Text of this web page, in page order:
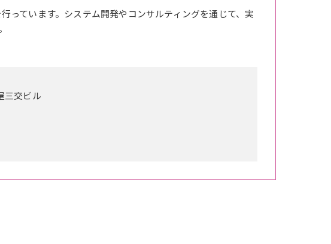
っています。システム開発やコンサルティングを通じて、実
三交ビル